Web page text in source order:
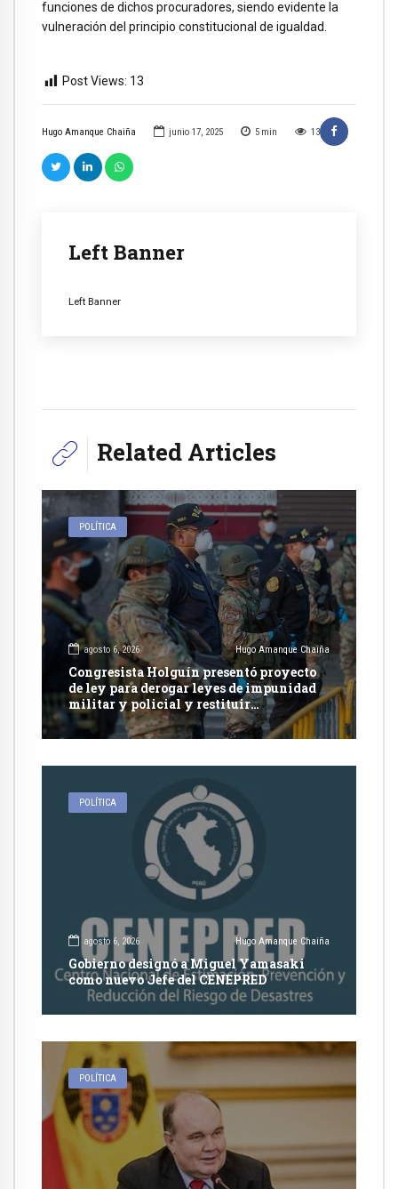
Hugo Amanque Chaiña junio 17, 2025 5 min 13
Left Banner
Left Banner
funciones de dichos procuradores, siendo evidente la
vulneración del principio constitucional de igualdad.
Post Views: 13
Related Articles
POLÍTICA
agosto 6, 2026 Hugo Amanque Chaiña
Congresista Holguín presentó proyecto
de ley para derogar leyes de impunidad
militar y policial y restituir
competencia de justicia ordinaria
POLÍTICA
agosto 6, 2026 Hugo Amanque Chaiña
Gobierno designó a Miguel Yamasaki
como nuevo Jefe del CENEPRED
POLÍTICA